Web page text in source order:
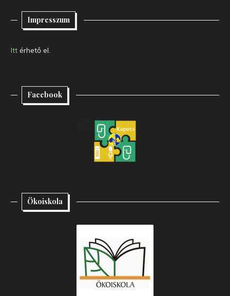
Impresszum
Itt érhető el.
Facebook
Ökoiskola